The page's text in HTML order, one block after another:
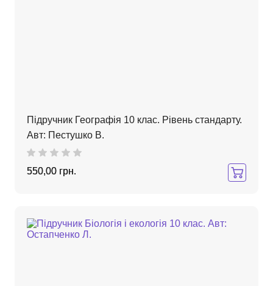
Підручник Географія 10 клас. Рівень стандарту.
Авт: Пестушко В.
550,00 грн.